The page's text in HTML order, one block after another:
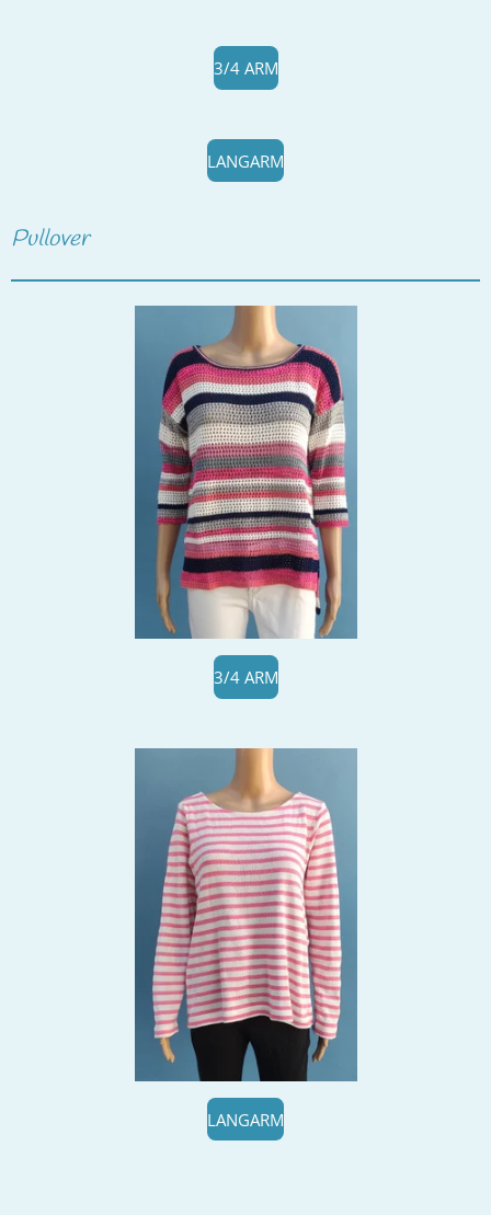
3/4 ARM
LANGARM
Pullover
3/4 ARM
LANGARM